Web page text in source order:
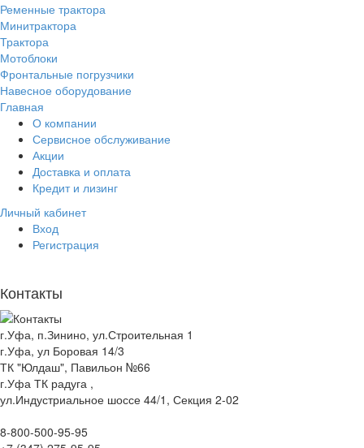
Ременные трактора
Минитрактора
Трактора
Мотоблоки
Фронтальные погрузчики
Навесное оборудование
Главная
О компании
Сервисное обслуживание
Акции
Доставка и оплата
Кредит и лизинг
Личный кабинет
Вход
Регистрация
Контакты
г.Уфа, п.Зинино, ул.Строительная 1
г.Уфа, ул Боровая 14/3
ТК "Юлдаш", Павильон №66
г.Уфа ТК радуга ,
ул.Индустриальное шоссе 44/1, Секция 2-02
8-800-500-95-95